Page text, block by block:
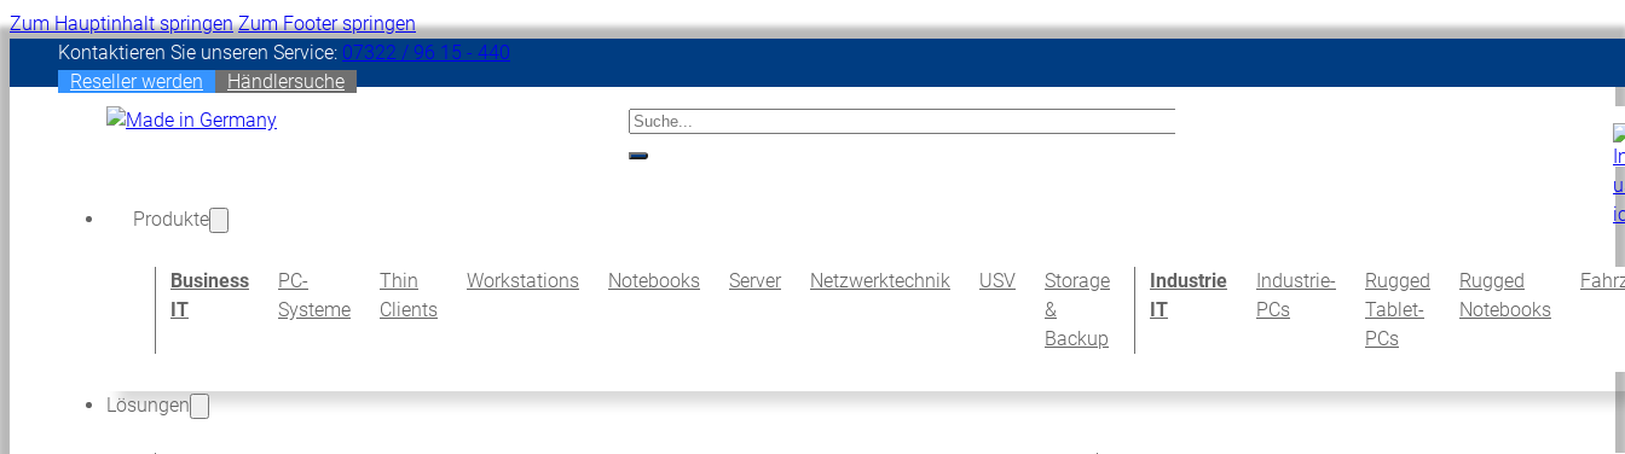
Zum Hauptinhalt springen Zum Footer springen
Kontaktieren Sie unseren Vertrieb:07322 / 96 15 - 288
Reseller werden
Händlersuche
Suche<
suche
Produkte
Business
IT
PC-
Systeme
Thin
Clients
Workstations Notebooks Server Netzwerktechnik USV
Storage
&
Backup
Industrie
IT
Industrie-
PCs
Rugged
Tablet-
PCs
Rugged
Notebooks
Lösungen